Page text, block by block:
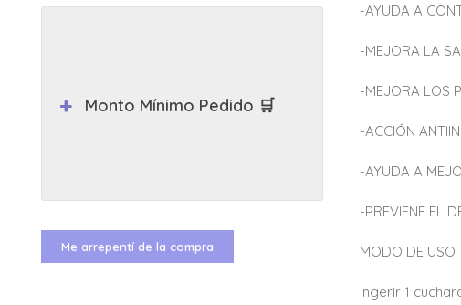
-AYUDA A
-MEJORA LA
-MEJORA LOS
-ACCIÓN
-AYUDA A
-PREVIENE EL
MODO DE USO
Ingerir 1
Monto Mínimo Pedido 🛒
Me arrepentí de la compra